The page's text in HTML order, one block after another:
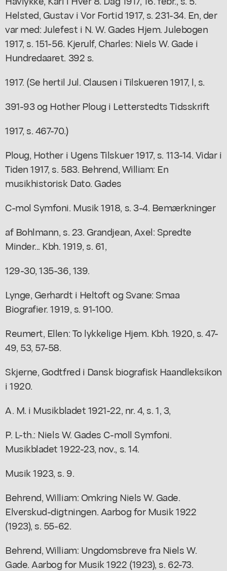
Helsted, Gustav i Vor Fortid 1917, s. 231-34. En, der
var med: Julefest i N. W. Gades Hjem. Julebogen
1917, s. 151-56. Kjerulf, Charles: Niels W. Gade i
Hundredaaret. 392 s.
1917. (Se hertil Jul. Clausen i Tilskueren 1917, l, s.
391-93 og Hother Ploug i Letterstedts Tidsskrift
1917, s. 467-70.)
Ploug, Hother i Ugens Tilskuer 1917, s. 113-14. Vidar i
Tiden 1917, s. 583. Behrend, William: En
musikhistorisk Dato. Gades
C-mol Symfoni. Musik 1918, s. 3-4. Bemærkninger
af Bohlmann, s. 23. Grandjean, Axel: Spredte
Minder... Kbh. 1919, s. 61,
129-30, 135-36, 139.
Lynge, Gerhardt i Heltoft og Svane: Smaa
Biografier. 1919, s. 91-100.
Reumert, Ellen: To lykkelige Hjem. Kbh. 1920, s. 47-
49, 53, 57-58.
Skjerne, Godtfred i Dansk biografisk Haandleksikon
i 1920.
A. M. i Musikbladet 1921-22, nr. 4, s. 1, 3,
P. L-th.: Niels W. Gades C-moll Symfoni.
Musikbladet 1922-23, nov., s. 14.
Musik 1923, s. 9.
Behrend, William: Omkring Niels W. Gade.
Elverskud-digtningen. Aarbog for Musik 1922
(1923), s. 55-62.
Behrend, William: Ungdomsbreve fra Niels W.
Gade. Aarbog for Musik 1922 (1923), s. 62-73.